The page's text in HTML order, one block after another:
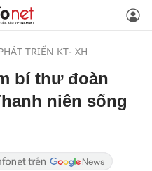
TRIỂN KT- XH
bí thư đoàn
niên sống